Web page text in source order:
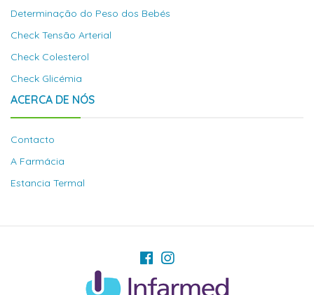
Determinação do Peso dos Bebés
Check Tensão Arterial
Check Colesterol
Check Glicémia
ACERCA DE NÓS
Contacto
A Farmácia
Estancia Termal